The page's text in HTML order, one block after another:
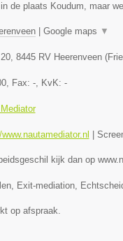
de plaats Koudum, maar
| Google maps ▼
, 8445 RV Heerenveen(
, Fax: -, KvK: -
kijk dan op
Exit-mediation,
op afspraak.